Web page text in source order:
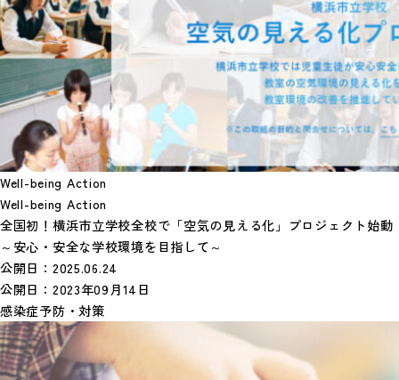
Well-being Action
Well-being Action
全国初！横浜市立学校全校で「空気の見える化」プロジェクト始動
～安心・安全な学校環境を目指して～
公開日： 2025.06.24
公開日： 2023年09月14日
感染症予防・対策